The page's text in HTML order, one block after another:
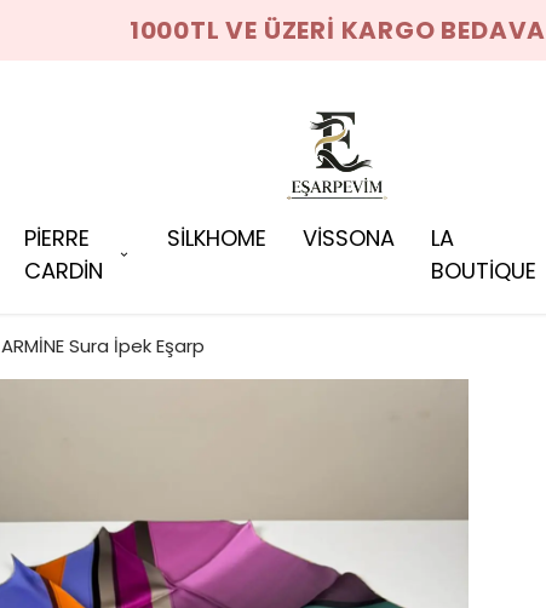
1000TL VE ÜZERİ KARGO BEDAVA
PİERRE
CARDİN
SİLKHOME VİSSONA
LA
BOUTİQUE
ARMİNE Sura İpek Eşarp